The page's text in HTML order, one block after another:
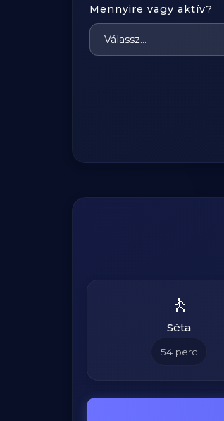
Mennyire vagy aktív?
🚶
Séta
54 perc